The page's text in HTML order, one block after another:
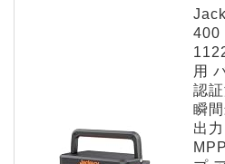
400
用
認
瞬
出